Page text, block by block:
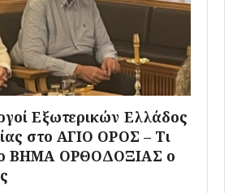
Εξωτερικών Ελλάδος
στο ΑΓΙΟ ΟΡΟΣ – Τι
ΒΗΜΑ ΟΡΘΟΔΟΞΙΑΣ ο